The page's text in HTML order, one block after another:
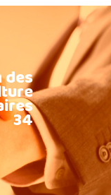
des
34